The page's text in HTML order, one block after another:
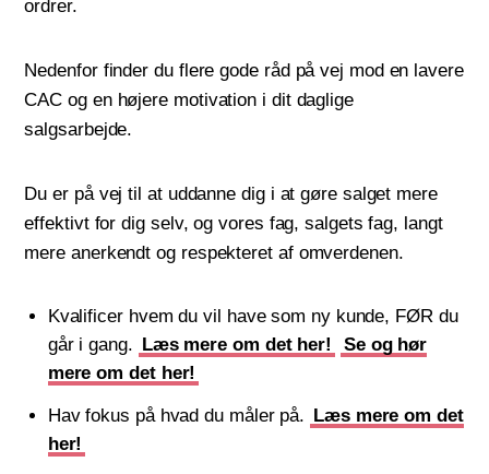
ordrer.
Nedenfor finder du flere gode råd på vej mod en lavere
CAC og en højere motivation i dit daglige
salgsarbejde.
Du er på vej til at uddanne dig i at gøre salget mere
effektivt for dig selv, og vores fag, salgets fag, langt
mere anerkendt og respekteret af omverdenen.
Kvalificer hvem du vil have som ny kunde, FØR du
går i gang. Læs mere om det her!
Se og hør
mere om det her!
Hav fokus på hvad du måler på. Læs mere om det
her!